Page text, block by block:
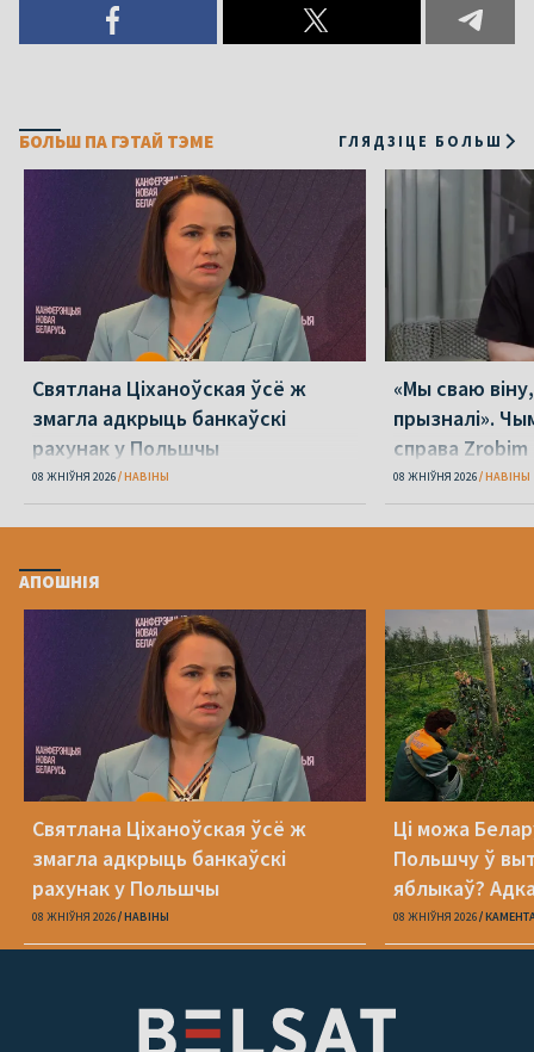
БОЛЬШ ПА ГЭТАЙ ТЭМЕ ГЛЯДЗІЦЕ БОЛЬШ
Святлана Ціханоўская ўсё ж
змагла адкрыць банкаўскі
рахунак у Польшчы
08 ЖНІЎНЯ 2026 НАВІНЫ
«Мы сваю
прызналі».
справа
08 ЖНІЎНЯ 2026 НАВІНЫ
АПОШНІЯ
Святлана Ціханоўская ўсё ж
змагла адкрыць банкаўскі
рахунак у Польшчы
08 ЖНІЎНЯ 2026 НАВІНЫ
Ці можа
Польшчу ў
яблыкаў?
08 ЖНІЎНЯ 2026